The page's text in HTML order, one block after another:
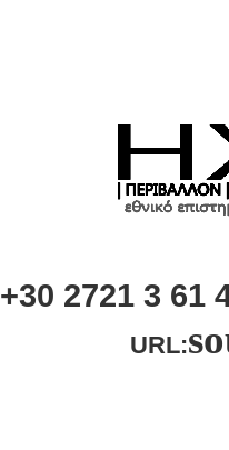
+30 2721 3 61
URL: